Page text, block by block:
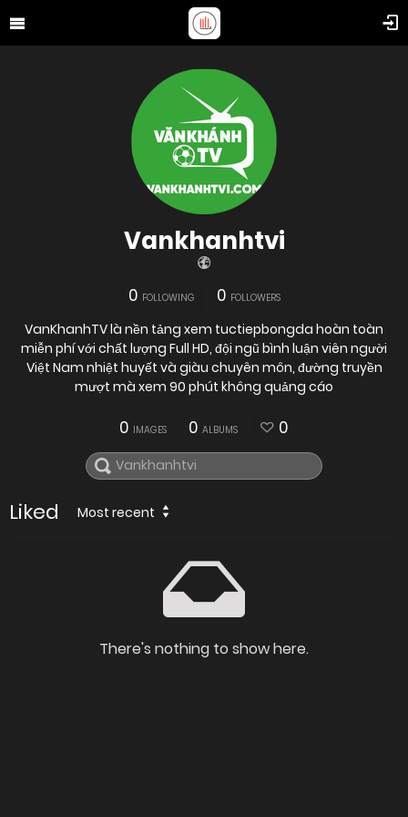
Vankhanhtvi
0 FOLLOWING 0 FOLLOWERS
VanKhanhTV là nền tảng xem tuctiepbongda hoàn toàn
miễn phí với chất lượng Full HD, đội ngũ bình luận viên người
Việt Nam nhiệt huyết và giàu chuyên môn, đường truyền
mượt mà xem 90 phút không quảng cáo
0 IMAGES 0 ALBUMS 0
Liked Most recent
There's nothing to show here.